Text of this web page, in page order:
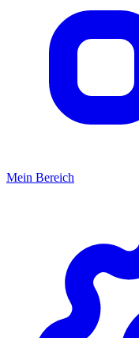
Mein Bereich